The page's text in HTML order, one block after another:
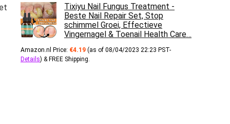
Tixiyu Nail Fungus Treatment -
Beste Nail Repair Set, Stop
schimmel Groei, Effectieve
Vingernagel & Toenail Health Care…
Amazon.nl Price: €4.19 (as of 08/04/2023 22:23 PST-
Details) & FREE Shipping.